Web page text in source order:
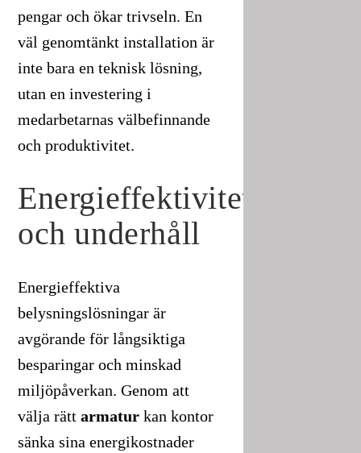
pengar och ökar trivseln. En
väl genomtänkt installation är
inte bara en teknisk lösning,
utan en investering i
medarbetarnas välbefinnande
och produktivitet.
Energieffektivitet
och underhåll
Energieffektiva
belysningslösningar är
avgörande för långsiktiga
besparingar och minskad
miljöpåverkan. Genom att
välja rättarmatur kan kontor
sänka sina energikostnader